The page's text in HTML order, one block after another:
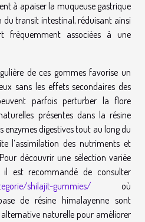
à apaiser la muqueuse gastrique
transit intestinal, réduisant ainsi
fréquemment associées à une
de ces gommes favorise un
sans les effets secondaires des
parfois perturber la flore
présentes dans la résine
digestives tout au long du
l’assimilation des nutriments et
découvrir une sélection variée
est recommandé de consulter
shilajit-gummies/ où
de résine himalayenne sont
naturelle pour améliorer